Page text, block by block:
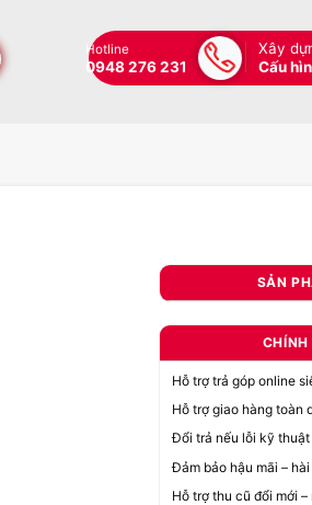
Hotline
0948 276 231
Xây
Cấu
SẢN
Hỗ trợ trả góp online
Hỗ trợ giao hàng toàn
Đổi trả nếu lỗi kỹ thuật
Đảm bảo hậu mãi –
Hỗ trợ thu cũ đổi mới